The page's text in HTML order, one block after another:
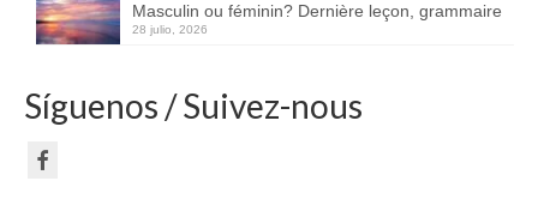
Masculin ou féminin? Dernière leçon, grammaire
28 julio, 2026
Síguenos / Suivez-nous